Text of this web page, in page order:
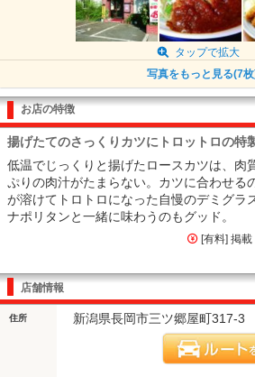
タップで拡大
写真をもっと見る(7
お店の特徴
揚げたてのさっくりカツにトロットロの特
低温でじっくりと揚げたロースカツは、肉
ぷりの肉汁がたまらない。カツに合わせる
が溶けてトロトロになった自慢のデミグラ
ナポリタンと一緒に味わうのもグッド。
[有料] 掲載
店舗情報
住所 新潟県長岡市三ツ郷屋町317-3